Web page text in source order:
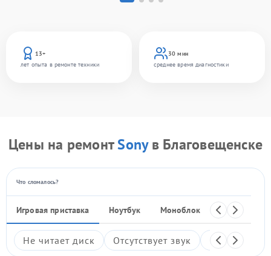
13+
лет опыта в ремонте техники
30 мин
среднее время диагностики
Цены на ремонтSonyв Благовещенске
Что сломалось?
Игровая приставка Ноутбук Моноблок Телефон
Не читает диск Отсутствует звук Не